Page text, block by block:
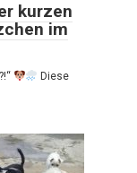
kurzen
im
Diese